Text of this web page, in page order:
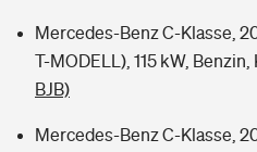
Mercedes-Benz C-Klasse,
T-MODELL), 115 kW,
BJB)
Mercedes-Benz C-Klasse,